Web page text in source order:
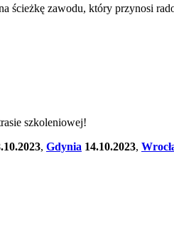
ścieżkę zawodu, który przynosi
szkoleniowej!
, Gdynia 14.10.2023,